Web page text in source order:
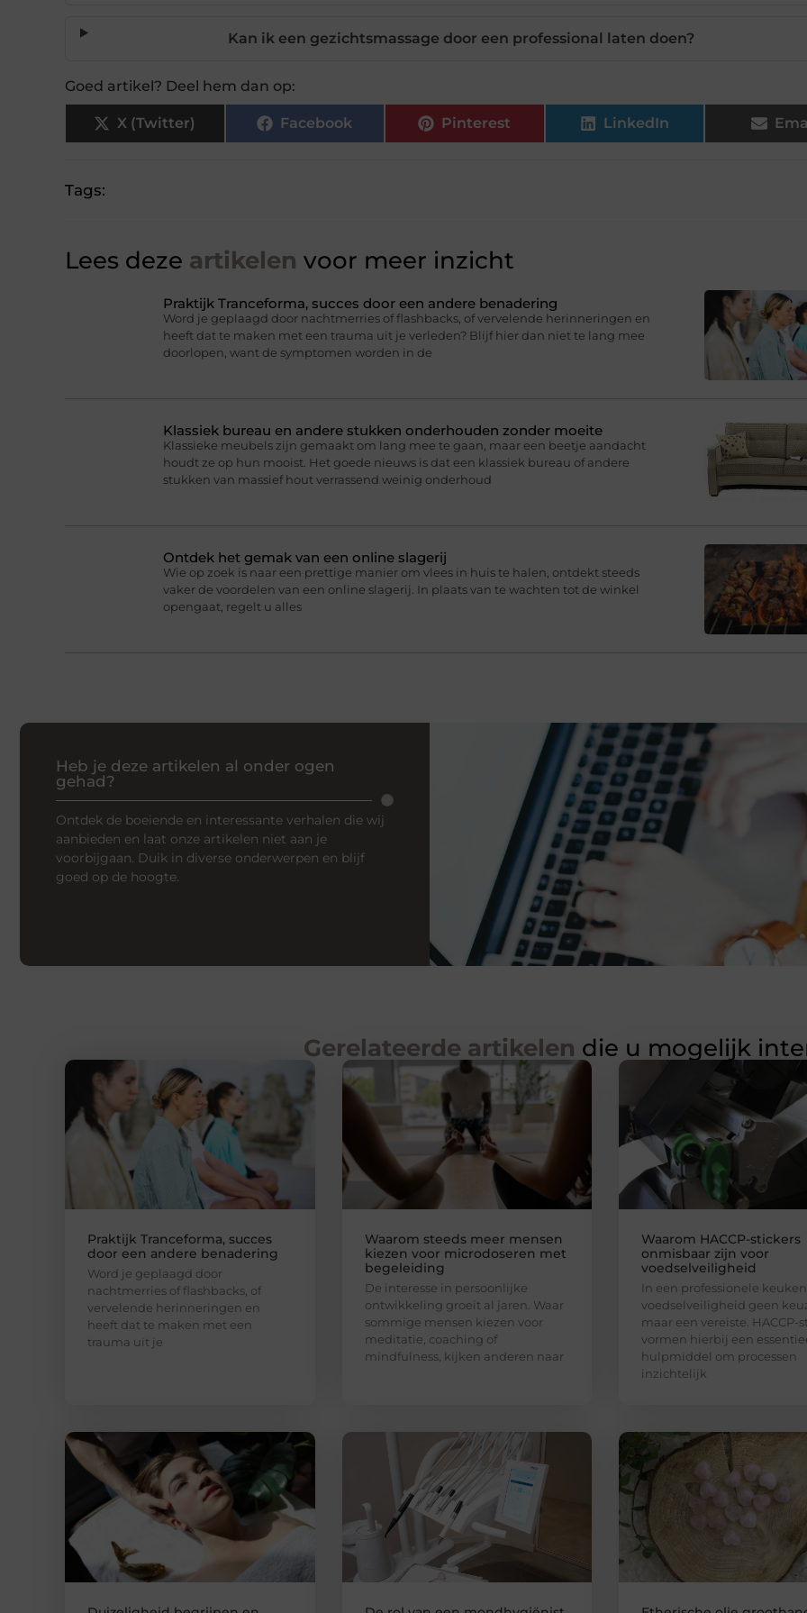
Kan ik een gezichtsmassage door een professional laten doen?
Goed artikel? Deel hem dan op:
X (Twitter) Facebook Pinterest LinkedIn
Tags:
Lees deze artikelen voor meer inzicht
Praktijk Tranceforma, succes door een andere benadering
Word je geplaagd door nachtmerries of flashbacks, of vervelende herinneringen en
heeft dat te maken met een trauma uit je verleden? Blijf hier dan niet te lang mee
doorlopen, want de symptomen worden in de
Klassiek bureau en andere stukken onderhouden zonder moeite
Klassieke meubels zijn gemaakt om lang mee te gaan, maar een beetje aandacht
houdt ze op hun mooist. Het goede nieuws is dat een klassiek bureau of andere
stukken van massief hout verrassend weinig onderhoud
Ontdek het gemak van een online slagerij
Wie op zoek is naar een prettige manier om vlees in huis te halen, ontdekt steeds
vaker de voordelen van een online slagerij. In plaats van te wachten tot de winkel
opengaat, regelt u alles
Heb je deze artikelen al onder ogen
gehad?
Ontdek de boeiende en interessante verhalen die wij
aanbieden en laat onze artikelen niet aan je
voorbijgaan. Duik in diverse onderwerpen en blijf
goed op de hoogte.
Gerelateerde artikelen die u mogelijk
Praktijk Tranceforma, succes
door een andere benadering
Word je geplaagd door
nachtmerries of flashbacks, of
vervelende herinneringen en
heeft dat te maken met een
trauma uit je
Waarom steeds meer mensen
kiezen voor microdoseren met
begeleiding
De interesse in persoonlijke
ontwikkeling groeit al jaren. Waar
sommige mensen kiezen voor
meditatie, coaching of
mindfulness, kijken anderen naar
Waarom HACCP-stickers
onmisbaar zijn voor
voedselveiligheid
In een professionele
voedselveiligheid geen
maar een vereiste. HACCP-
vormen hierbij een
hulpmiddel om processen
inzichtelijk